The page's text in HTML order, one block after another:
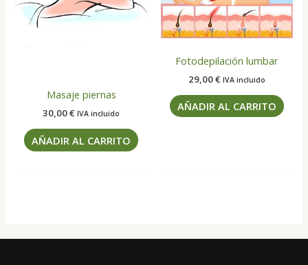
Masaje piernas
30,00€ IVA incluido
AÑADIR AL CARRITO
Fotodepilación lumbar
29,00€ IVA incluido
AÑADIR AL CARRITO